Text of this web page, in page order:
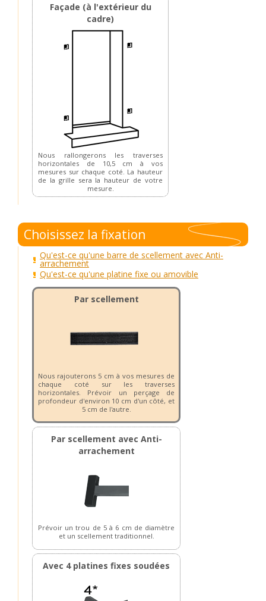
Façade (à l'extérieur du
cadre)
Nous rallongerons les traverses
horizontales de 10,5 cm à vos
mesures sur chaque coté. La hauteur
de la grille sera la hauteur de votre
mesure.
Choisissez la fixation
Qu'est-ce qu'une barre de scellement avec Anti-
arrachement
Qu'est-ce qu'une platine fixe ou amovible
Par scellement
Nous rajouterons 5 cm à vos mesures de
chaque coté sur les traverses
horizontales. Prévoir un perçage de
profondeur d'environ 10 cm d'un côté, et
5 cm de l'autre.
Par scellement avec Anti-
arrachement
Prévoir un trou de 5 à 6 cm de diamètre
et un scellement traditionnel.
Avec 4 platines fixes soudées